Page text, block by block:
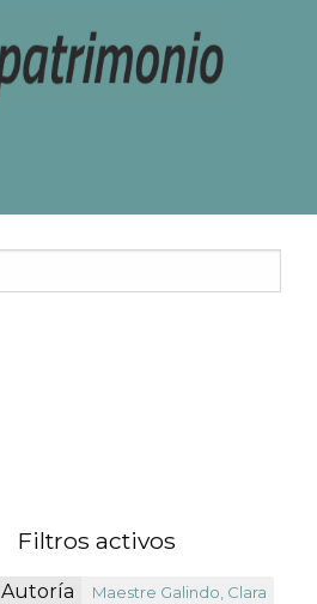
Filtros activos
Autoría
Maestre Galindo, Clara